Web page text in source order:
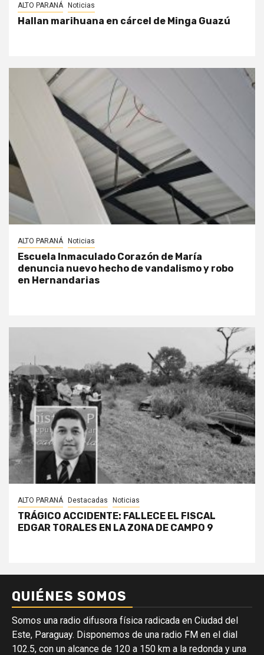
ALTO PARANÁ Noticias
Hallan marihuana en cárcel de Minga Guazú
ALTO PARANÁ Noticias
Escuela Inmaculado Corazón de María
denuncia nuevo hecho de vandalismo y robo
en Hernandarias
ALTO PARANÁ Destacadas Noticias
TRÁGICO ACCIDENTE: FALLECE EL FISCAL
EDGAR TORALES EN LA ZONA DE CAMPO 9
QUIÉNES SOMOS
Somos una radio difusora física radicada en Ciudad del
Este, Paraguay. Disponemos de una radio FM en el dial
102.5, con un alcance de 120 a 150 km a la redonda y una